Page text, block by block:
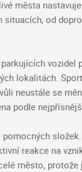
města
od
vozidel
lokalitách.
neustále se
podle
reakce na
město,